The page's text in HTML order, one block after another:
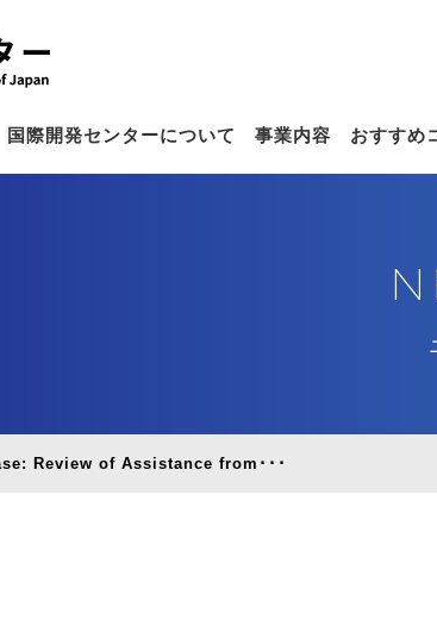
国際開発センターについて 事業内容 おすすめ
Review of Assistance from･･･